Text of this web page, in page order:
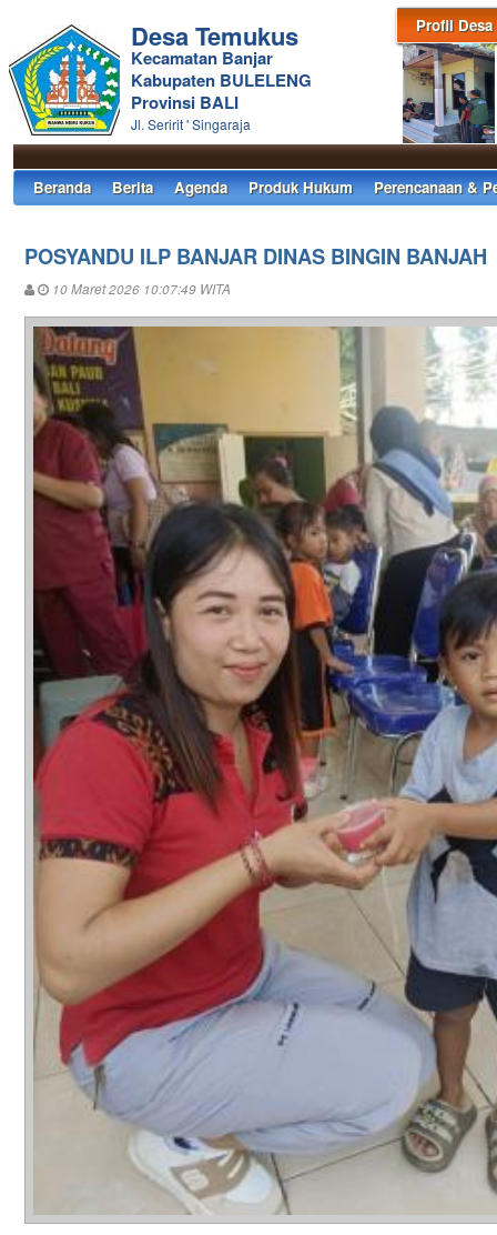
Profil Desa
Desa Temukus
Kecamatan Banjar
Kabupaten BULELENG
Provinsi BALI
Jl. Seririt ' Singaraja
Beranda Berita Agenda Produk Hukum Perencanaan &
POSYANDU ILP BANJAR DINAS BINGIN BANJAH
10 Maret 2026 10:07:49 WITA